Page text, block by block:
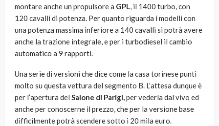
montare anche un propulsore a GPL, il 1400 turbo, con
120 cavalli di potenza. Per quanto riguarda i modelli con
una potenza massima inferiore a 140 cavalli si potrà avere
anche la trazione integrale, e per i turbodiesel il cambio
automatico a 9 rapporti.
Una serie di versioni che dice come la casa torinese punti
molto su questa vettura del segmento B. L’attesa dunque è
per l’apertura del Salone di Parigi,per vederla dal vivo ed
anche per conoscerne il prezzo, che per la versione base
difficilmente potrà scendere sotto i 20 mila euro.